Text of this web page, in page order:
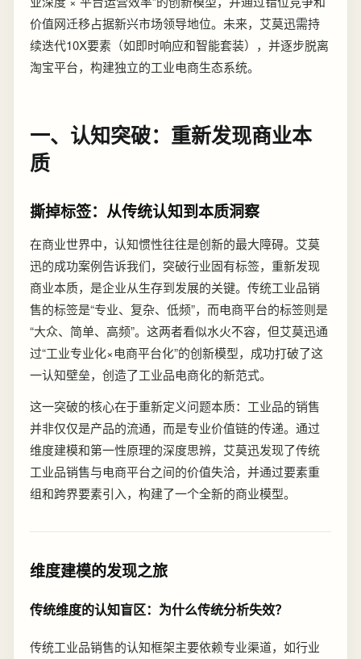
价值网迁移占据新兴市场领导地位。未来，艾莫迅需持
续迭代10X要素（如即时响应和智能套装），并逐步脱离
淘宝平台，构建独立的工业电商生态系统。
一、认知突破：重新发现商业本
质
撕掉标签：从传统认知到本质洞察
在商业世界中，认知惯性往往是创新的最大障碍。艾莫
迅的成功案例告诉我们，突破行业固有标签，重新发现
商业本质，是企业从生存到发展的关键。传统工业品销
售的标签是“专业、复杂、低频”，而电商平台的标签则是
“大众、简单、高频”。这两者看似水火不容，但艾莫迅通
过“工业专业化×电商平台化”的创新模型，成功打破了这
一认知壁垒，创造了工业品电商化的新范式。
这一突破的核心在于重新定义问题本质：工业品的销售
并非仅仅是产品的流通，而是专业价值链的传递。通过
维度建模和第一性原理的深度思辨，艾莫迅发现了传统
工业品销售与电商平台之间的价值失洽，并通过要素重
组和跨界要素引入，构建了一个全新的商业模型。
维度建模的发现之旅
传统维度的认知盲区：为什么传统分析失效？
传统工业品销售的认知框架主要依赖专业渠道，如行业